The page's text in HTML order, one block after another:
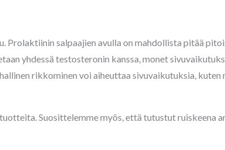
Prolaktiinin salpaajien avulla on mahdollista pitää
yhdessä testosteronin kanssa, monet
rikkominen voi aiheuttaa sivuvaikutuksia, kuten
Suosittelemme myös, että tutustut ruiskeena